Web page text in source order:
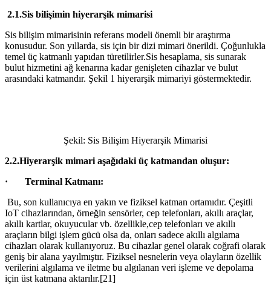
2.1.Sis bilişimin hiyerarşik mimarisi
Sis bilişim mimarisinin referans modeli önemli bir araştırma
konusudur. Son yıllarda, sis için bir dizi mimari önerildi. Çoğunlukla
temel üç katmanlı yapıdan türetilirler.Sis hesaplama, sis sunarak
bulut hizmetini ağ kenarına kadar genişleten cihazlar ve bulut
arasındaki katmandır. Şekil 1 hiyerarşik mimariyi göstermektedir.
Şekil: Sis Bilişim Hiyerarşik Mimarisi
2.2.Hiyerarşik mimari aşağıdaki üç katmandan oluşur:
· Terminal Katmanı:
Bu, son kullanıcıya en yakın ve fiziksel katman ortamıdır. Çeşitli
IoT cihazlarından, örneğin sensörler, cep telefonları, akıllı araçlar,
akıllı kartlar, okuyucular vb. özellikle,cep telefonları ve akıllı
araçların bilgi işlem gücü olsa da, onları sadece akıllı algılama
cihazları olarak kullanıyoruz. Bu cihazlar genel olarak coğrafi olarak
geniş bir alana yayılmıştır. Fiziksel nesnelerin veya olayların özellik
verilerini algılama ve iletme bu algılanan veri işleme ve depolama
için üst katmana aktarılır.[21]